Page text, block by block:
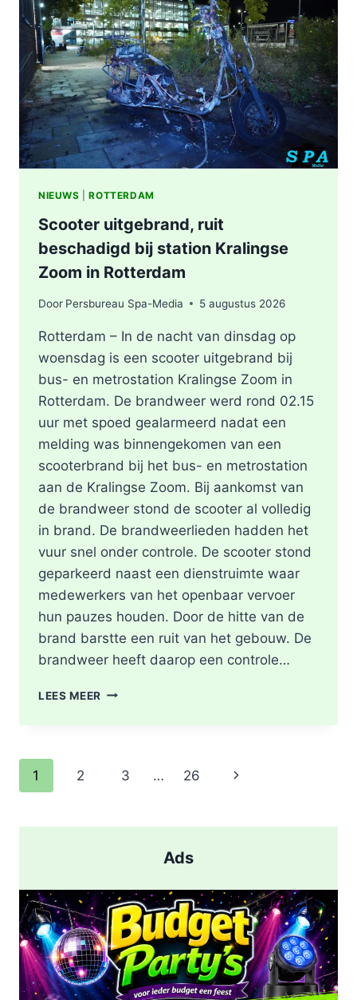
AAN
LIEVEN
DE
KEYSTRAAT
IN
ROTTERDAM
NIEUWS |ROTTERDAM
Scooter uitgebrand, ruit
beschadigd bij station Kralingse
Zoom in Rotterdam
Door Persbureau Spa-Media 5 augustus 2026
Rotterdam – In de nacht van dinsdag op
woensdag is een scooter uitgebrand bij
bus- en metrostation Kralingse Zoom in
Rotterdam. De brandweer werd rond 02.15
uur met spoed gealarmeerd nadat een
melding was binnengekomen van een
scooterbrand bij het bus- en metrostation
aan de Kralingse Zoom. Bij aankomst van
de brandweer stond de scooter al volledig
in brand. De brandweerlieden hadden het
vuur snel onder controle. De scooter stond
geparkeerd naast een dienstruimte waar
medewerkers van het openbaar vervoer
hun pauzes houden. Door de hitte van de
brand barstte een ruit van het gebouw. De
brandweer heeft daarop een controle…
LEES MEER SCOOTER
STATION
IN
Paginanavigatie
1 2 3 … 26
Volgende
Ads